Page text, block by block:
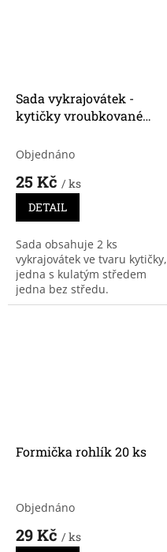
Sada vykrajovátek -
kytičky vroubkované
Objednáno
25 Kč / ks
DETAIL
Sada obsahuje 2 ks
vykrajovátek ve tvaru kytičky,
jedna s kulatým středem
jedna bez středu.
Formička rohlík 20 ks
Objednáno
29 Kč / ks